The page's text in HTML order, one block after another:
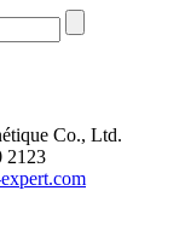
Co., Ltd.
2123